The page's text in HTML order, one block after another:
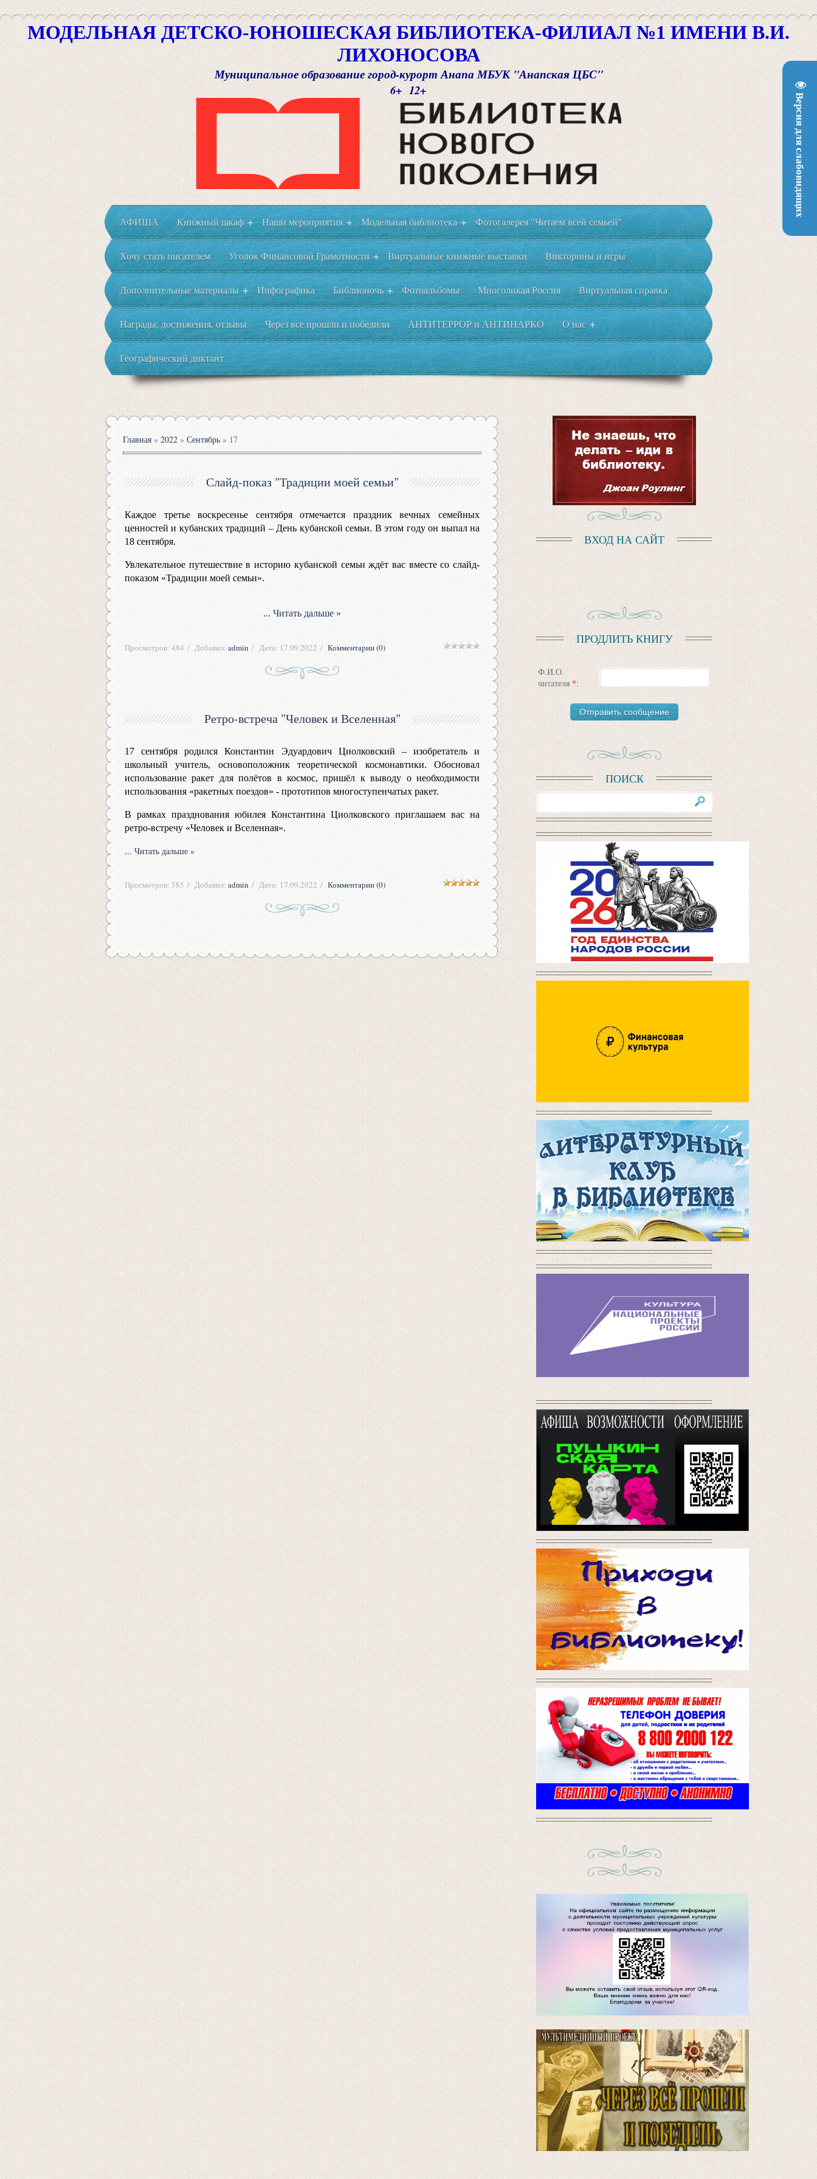
Версия для слабовидящих
МОДЕЛЬНАЯ ДЕТСКО-ЮНОШЕСКАЯ БИБЛИОТЕКА-ФИЛИАЛ №1 ИМЕНИ В.И.
ЛИХОНОСОВА
Муниципальное образование город-курорт Анапа МБУК "Анапская ЦБС"
6+ 12+
АФИША Книжный шкаф + Наши мероприятия + Модельная библиотека + Фотогалерея "Читаем всей семьей"
Хочу стать писателем Уголок Финансовой Грамотности + Виртуальные книжные выставки Викторины и игры
Дополнительные материалы + Инфографика Библионочь + Фотоальбомы Многоликая Россия Виртуальная справка
Награды, достижения, отзывы Через все прошли и победили АНТИТЕРРОР и АНТИНАРКО О нас +
Географический диктант
Главная » 2022 » Сентябрь » 17
Слайд-показ "Традиции моей семьи"
Каждое третье воскресенье сентября отмечается праздник вечных семейных
ценностей и кубанских традиций – День кубанской семьи. В этом году он выпал на
18 сентября.
Увлекательное путешествие в историю кубанской семьи ждёт вас вместе со слайд-
показом «Традиции моей семьи».
... Читать дальше »
Просмотров: 484 Добавил: admin Дата: 17.09.2022 Комментарии (0)
Ретро-встреча "Человек и Вселенная"
17 сентября родился Константин Эдуардович Циолковский – изобретатель и
школьный учитель, основоположник теоретической космонавтики. Обосновал
использование ракет для полётов в космос, пришёл к выводу о необходимости
использования «ракетных поездов» - прототипов многоступенчатых ракет.
В рамках празднования юбилея Константина Циолковского приглашаем вас на
ретро-встречу «Человек и Вселенная».
... Читать дальше »
Просмотров: 585 Добавил: admin Дата: 17.09.2022 Комментарии (0)
ВХОД НА САЙТ
ПРОДЛИТЬ КНИГУ
Ф.И.О.
читателя *:
ПОИСК